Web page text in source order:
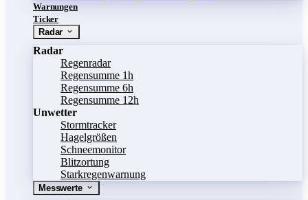
Warnungen
Ticker
Radar
Radar
Regenradar
Regensumme 1h
Regensumme 6h
Regensumme 12h
Unwetter
Stormtracker
Hagelgrößen
Schneemonitor
Blitzortung
Starkregenwarnung
Messwerte